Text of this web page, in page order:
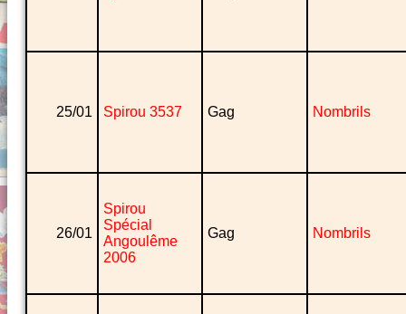
25/01 Spirou 3537 Gag Nombrils
26/01
Spirou
Spécial
Angoulême
2006
Gag Nombrils